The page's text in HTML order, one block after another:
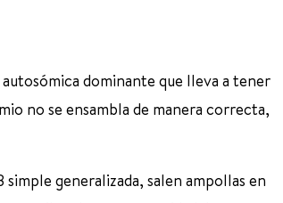
dominante que lleva a tener
no se ensambla de manera correcta,
generalizada, salen ampollas en